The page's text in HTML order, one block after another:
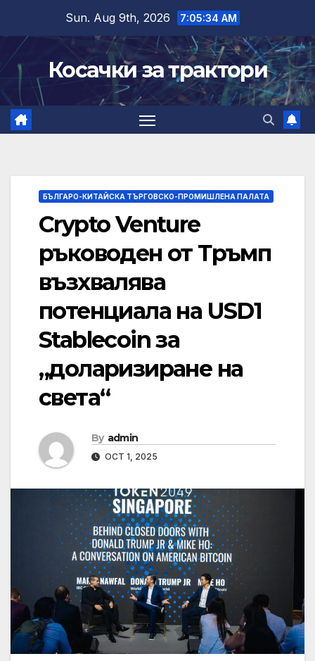
content
Sun. Aug 9th, 2026 7:05:35 AM
Косачки за трактори
БЪЛГАРО-КИТАЙСКА ТЪРГОВСКО-ПРОМИШЛЕНА ПАЛАТА
Crypto Venture
ръководен от Тръмп
възхвалява
потенциала на USD1
Stablecoin за
„доларизиране на
света“
By admin
OCT 1, 2025